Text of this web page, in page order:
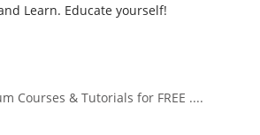
Learn. Educate yourself!
Courses & Tutorials for FREE ....